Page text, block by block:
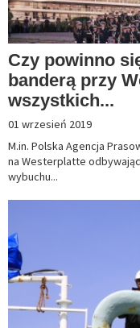
Czy powinno
banderą przy
wszystkich...
01 wrzesień 2019
M.in. Polska Agencja
na Westerplatte
wybuchu...